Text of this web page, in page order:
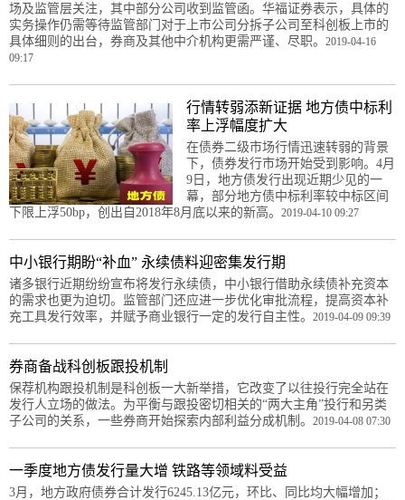
场及监管层关注，其中部分公司收到监管函。华福证券表示，具体的
实务操作仍需等待监管部门对于上市公司分拆子公司至科创板上市的
具体细则的出台，券商及其他中介机构更需严谨、尽职。 2019-04-16
09:17
行情转弱添新证据 地方债中标利
率上浮幅度扩大
在债券二级市场行情迅速转弱的背景
下，债券发行市场开始受到影响。4月
9日，地方债发行出现近期少见的一
幕，部分地方债中标利率较中标区间
下限上浮50bp，创出自2018年8月底以来的新高。 2019-04-10 09:27
中小银行期盼“补血” 永续债料迎密集发行期
诸多银行近期纷纷宣布将发行永续债，中小银行借助永续债补充资本
的需求也更为迫切。监管部门还应进一步优化审批流程，提高资本补
充工具发行效率，并赋予商业银行一定的发行自主性。 2019-04-09 09:39
券商备战科创板跟投机制
保荐机构跟投机制是科创板一大新举措，它改变了以往投行完全站在
发行人立场的做法。为平衡与跟投密切相关的“两大主角”投行和另类
子公司的关系，一些券商开始探索内部利益分成机制。 2019-04-08 07:30
一季度地方债发行量大增 铁路等领域料受益
3月，地方政府债券合计发行6245.13亿元，环比、同比均大幅增加；